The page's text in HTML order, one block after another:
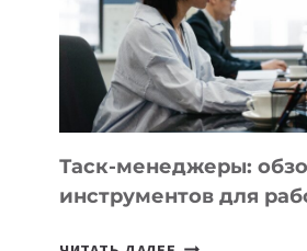
ЗАДАЧИ
ЕМУ
МОЖНО
ПОРУЧИТЬ
УЖЕ
СЕГОДНЯ
Таск-менеджеры:
инструментов для
ТАСК-